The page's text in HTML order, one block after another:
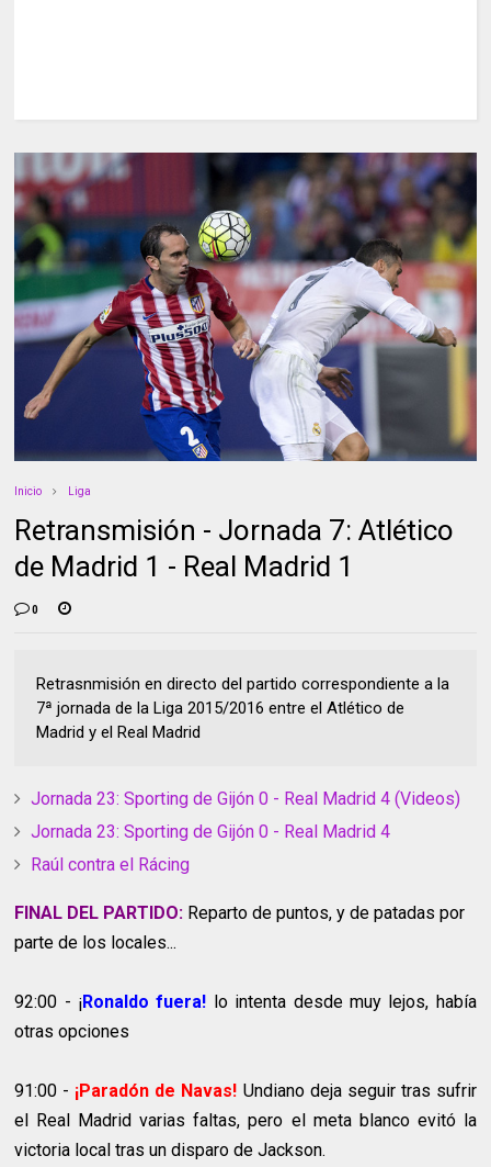
Inicio Liga
Retransmisión - Jornada 7: Atlético
de Madrid 1 - Real Madrid 1
0
Retrasnmisión en directo del partido correspondiente a la
7ª jornada de la Liga 2015/2016 entre el Atlético de
Madrid y el Real Madrid
Jornada 23: Sporting de Gijón 0 - Real Madrid 4 (Videos)
Jornada 23: Sporting de Gijón 0 - Real Madrid 4
Raúl contra el Rácing
FINAL DEL PARTIDO: Reparto de puntos, y de patadas por
parte de los locales...
92:00 - ¡Ronaldo fuera! lo intenta desde muy lejos, había
otras opciones
91:00 - ¡Paradón de Navas! Undiano deja seguir tras sufrir
el Real Madrid varias faltas, pero el meta blanco evitó la
victoria local tras un disparo de Jackson.